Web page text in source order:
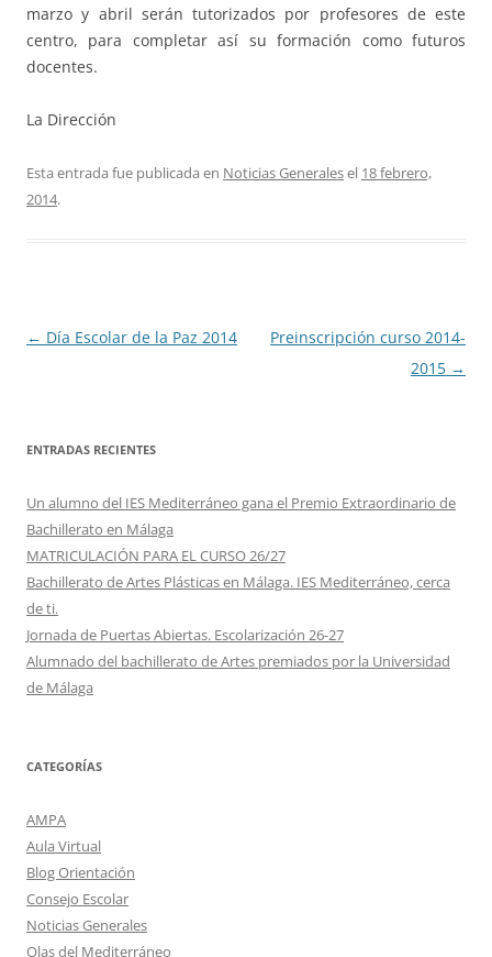
marzo y abril serán tutorizados por profesores de este
centro, para completar así su formación como futuros
docentes.
La Dirección
Esta entrada fue publicada en Noticias Generalesel 18 febrero,
2014.
Navegación
← Día Escolar de la Paz 2014
Preinscripción curso 2014-
2015 →
ENTRADAS RECIENTES
Un alumno del IES Mediterráneo gana el Premio Extraordinario de
Bachillerato en Málaga
MATRICULACIÓN PARA EL CURSO 26/27
Bachillerato de Artes Plásticas en Málaga. IES Mediterráneo, cerca
de ti.
Jornada de Puertas Abiertas. Escolarización 26-27
Alumnado del bachillerato de Artes premiados por la Universidad
de Málaga
CATEGORÍAS
AMPA
Aula Virtual
Blog Orientación
Consejo Escolar
Noticias Generales
Olas del Mediterráneo